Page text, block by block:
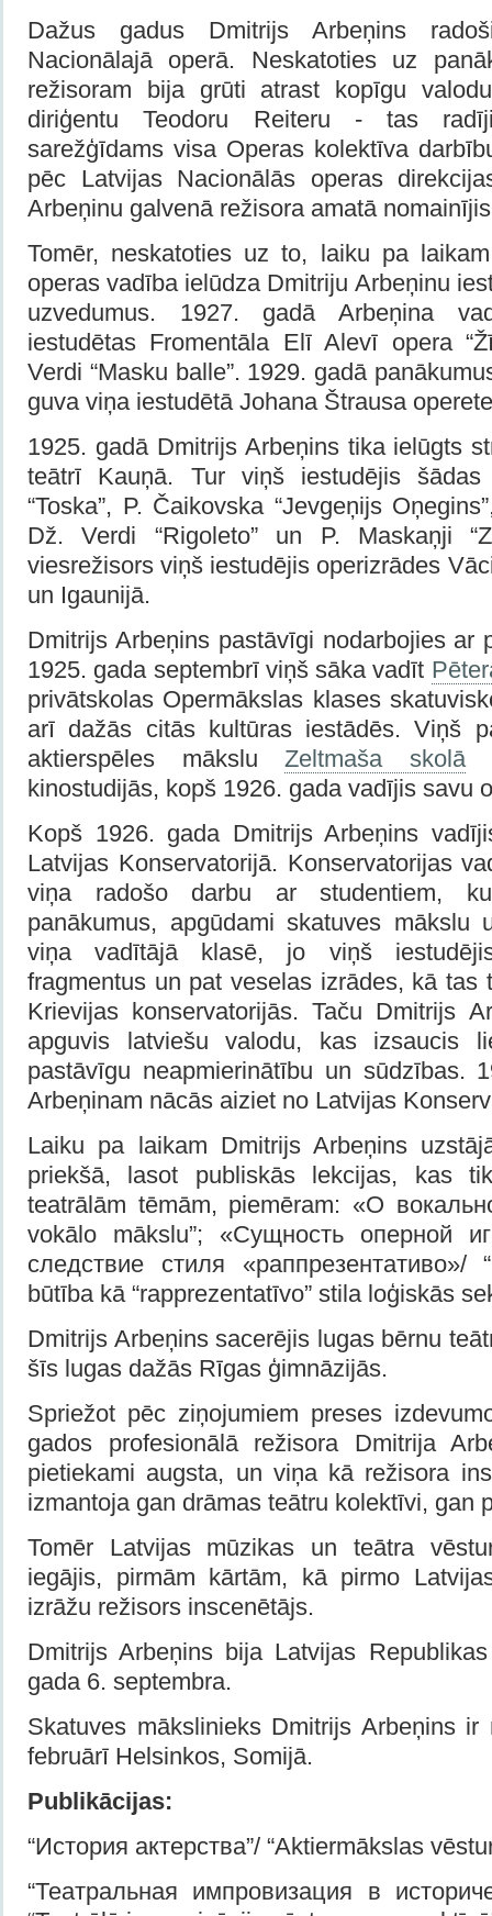
Dažus gadus Dmitrijs Arbeņins
Nacionālajā operā. Neskatoties uz
režisoram bija grūti atrast kopīgu
diriģentu Teodoru Reiteru - tas
sarežģīdams visa Operas kolektīva
pēc Latvijas Nacionālās operas
Arbeņinu galvenā režisora amatā
Tomēr, neskatoties uz to, laiku pa
operas vadība ielūdza Dmitriju Arbeņinu
uzvedumus. 1927. gadā Arbeņina
iestudētas Fromentāla Elī Alevī opera
Verdi “Masku balle”. 1929. gadā
guva viņa iestudētā Johana Štrausa
1925. gadā Dmitrijs Arbeņins tika ielūgts
teātrī Kauņā. Tur viņš iestudējis
“Toska”, P. Čaikovska “Jevgeņijs
Dž. Verdi “Rigoleto” un P. Maskaņji
viesrežisors viņš iestudējis operizrādes
un Igaunijā.
Dmitrijs Arbeņins pastāvīgi nodarbojies ar
1925. gada septembrī viņš sāka vadīt
privātskolas Opermākslas klases
arī dažās citās kultūras iestādēs. Viņš
aktierspēles māksluZeltmaša skolā
kinostudijās, kopš 1926. gada vadījis savu
Kopš 1926. gada Dmitrijs Arbeņins
Latvijas Konservatorijā. Konservatorijas
viņa radošo darbu ar studentiem,
panākumus, apgūdami skatuves mākslu
viņa vadītājā klasē, jo viņš
fragmentus un pat veselas izrādes, kā tas
Krievijas konservatorijās. Taču Dmitrijs
apguvis latviešu valodu, kas izsaucis
pastāvīgu neapmierinātību un sūdzības.
Arbeņinam nācās aiziet no Latvijas
Laiku pa laikam Dmitrijs Arbeņins
priekšā, lasot publiskās lekcijas, kas
teatrālām tēmām, piemēram: «О
vokālo mākslu”; «Сущность оперной
следствие стиля «раппрезентативо»/
būtība kā “rapprezentatīvo” stila loģiskās
Dmitrijs Arbeņins sacerējis lugas bērnu
šīs lugas dažās Rīgas ģimnāzijās.
Spriežot pēc ziņojumiem preses
gados profesionālā režisora Dmitrija
pietiekami augsta, un viņa kā režisora
izmantoja gan drāmas teātru kolektīvi, gan
Tomēr Latvijas mūzikas un teātra
iegājis, pirmām kārtām, kā pirmo
izrāžu režisors inscenētājs.
Dmitrijs Arbeņins bija Latvijas
gada 6. septembra.
Skatuves mākslinieks Dmitrijs Arbeņins ir
februārī Helsinkos, Somijā.
Publikācijas:
“История актерства”/ “Aktiermākslas
“Театральная импровизация в